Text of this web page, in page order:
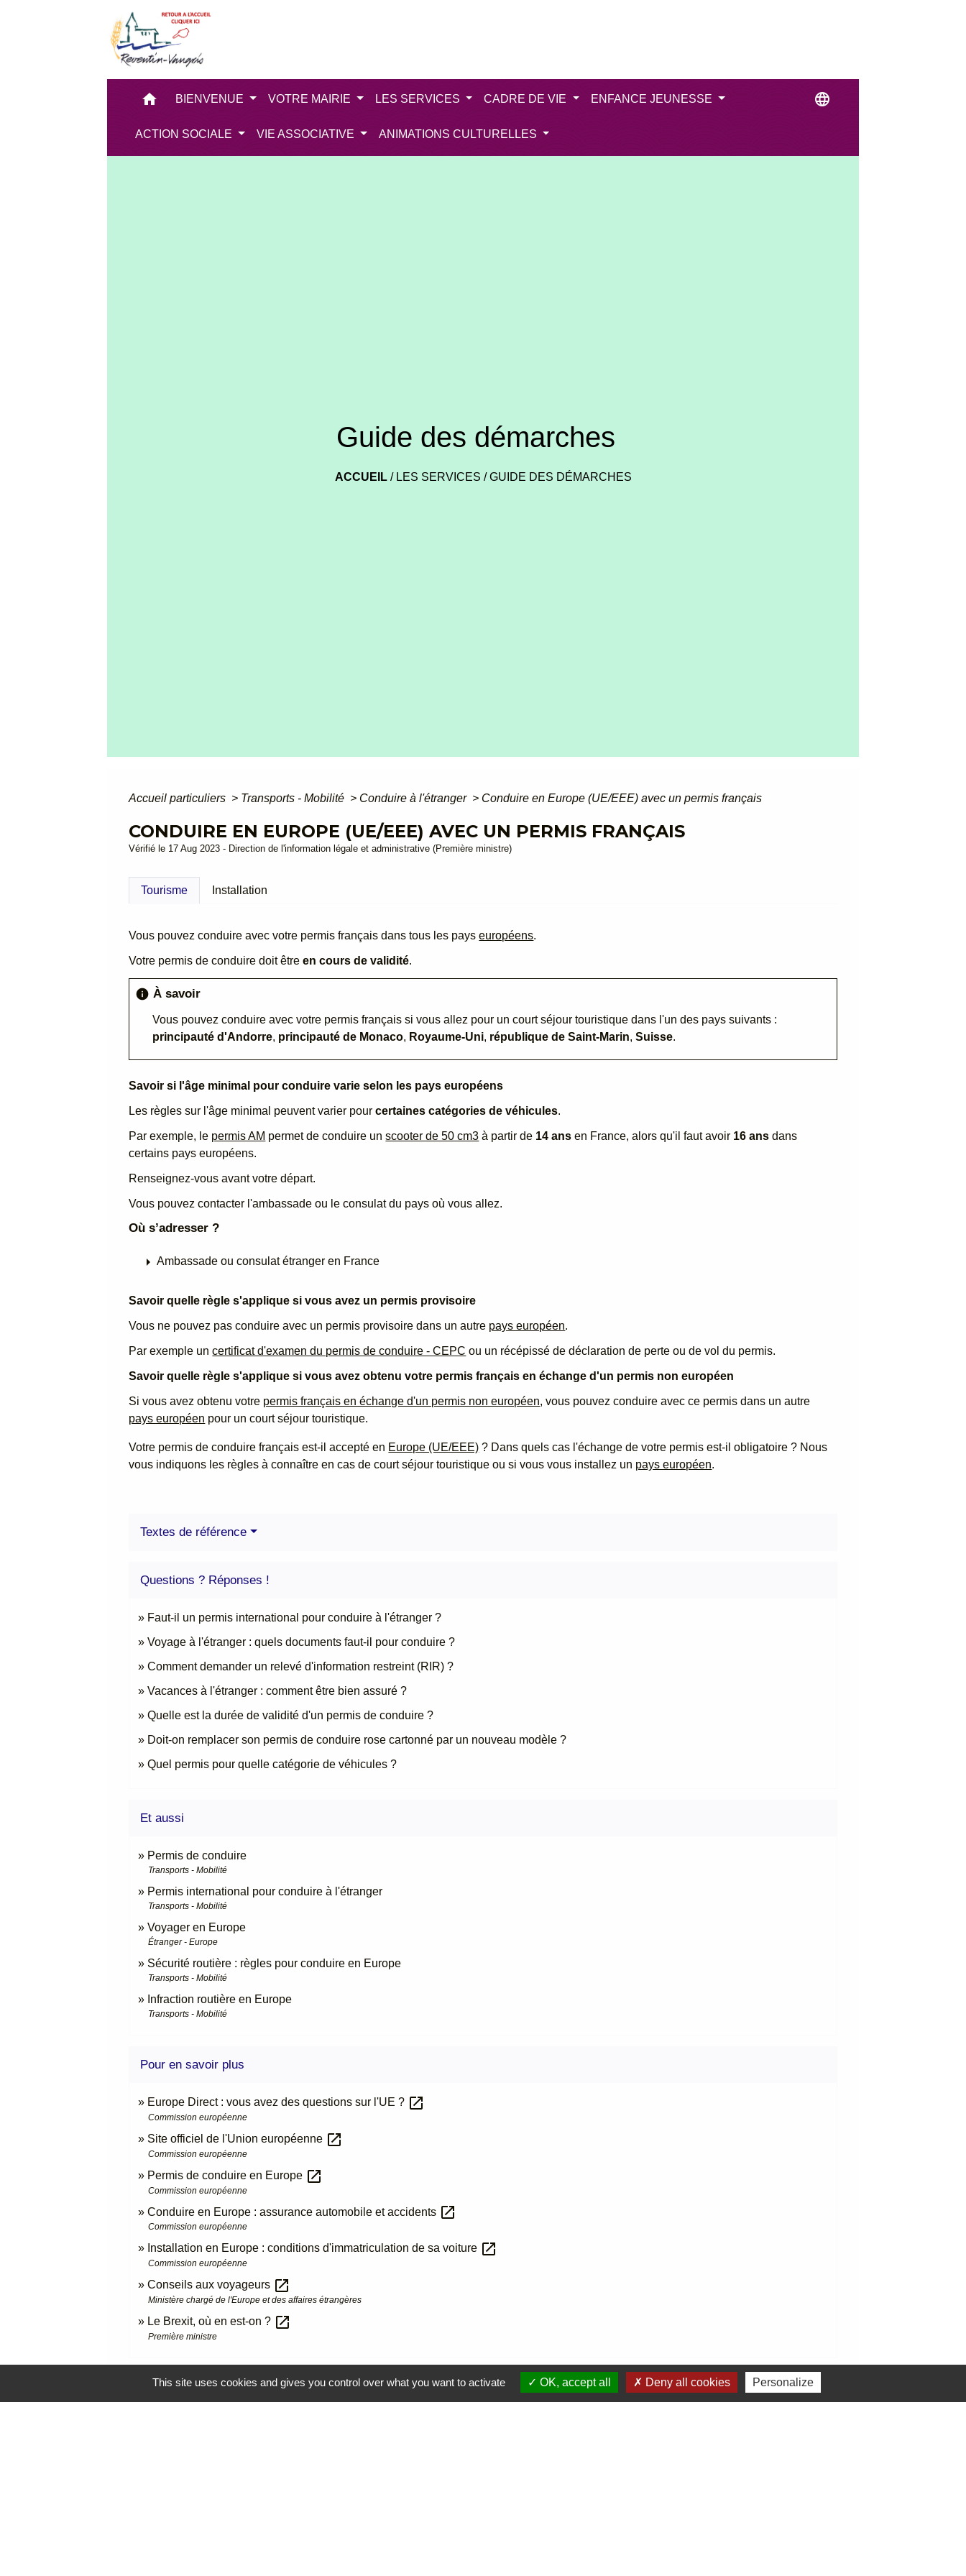
home BIENVENUE VOTRE MAIRIE LES SERVICES CADRE DE VIE ENFANCE JEUNESSE
ACTION SOCIALE VIE ASSOCIATIVE ANIMATIONS CULTURELLES
language
Guide des démarches
ACCUEIL/ LES SERVICES /GUIDE DES DÉMARCHES
Accueil particuliers > Transports - Mobilité > Conduire à l'étranger > Conduire en Europe (UE/EEE) avec un permis français
CONDUIRE EN EUROPE (UE/EEE) AVEC UN PERMIS FRANÇAIS
Vérifié le 17 Aug 2023 - Direction de l'information légale et administrative (Première ministre)
Tourisme Installation
Vous pouvez conduire avec votre permis français dans tous les payseuropéens.
Votre permis de conduire doit êtreen cours de validité.
info À savoir
Vous pouvez conduire avec votre permis français si vous allez pour un court séjour touristique dans l'un des pays suivants :
principauté d'Andorre, principauté de Monaco, Royaume-Uni, république de Saint-Marin,Suisse.
Savoir si l'âge minimal pour conduire varie selon les pays européens
Les règles sur l'âge minimal peuvent varier pourcertaines catégories de véhicules.
Par exemple, le permis AM permet de conduire unscooter de 50 cm3 à partir de 14 ans en France, alors qu'il faut avoir 16 ans dans
certains pays européens.
Renseignez-vous avant votre départ.
Vous pouvez contacter l'ambassade ou le consulat du pays où vous allez.
Où s’adresser ?
arrow_rightAmbassade ou consulat étranger en France
Savoir quelle règle s'applique si vous avez un permis provisoire
Vous ne pouvez pas conduire avec un permis provisoire dans un autre pays européen.
Par exemple uncertificat d'examen du permis de conduire - CEPC ou un récépissé de déclaration de perte ou de vol du permis.
Savoir quelle règle s'applique si vous avez obtenu votre permis français en échange d'un permis non européen
Si vous avez obtenu votre permis français en échange d'un permis non européen, vous pouvez conduire avec ce permis dans un autre
pays européen pour un court séjour touristique.
Votre permis de conduire français est-il accepté en Europe (UE/EEE) ? Dans quels cas l'échange de votre permis est-il obligatoire ? Nous
vous indiquons les règles à connaître en cas de court séjour touristique ou si vous vous installez un pays européen.
Textes de référence
Questions ? Réponses !
Faut-il un permis international pour conduire à l'étranger ?
Voyage à l'étranger : quels documents faut-il pour conduire ?
Comment demander un relevé d'information restreint (RIR) ?
Vacances à l'étranger : comment être bien assuré ?
Quelle est la durée de validité d'un permis de conduire ?
Doit-on remplacer son permis de conduire rose cartonné par un nouveau modèle ?
Quel permis pour quelle catégorie de véhicules ?
Et aussi
Permis de conduire
Transports - Mobilité
Permis international pour conduire à l'étranger
Transports - Mobilité
Voyager en Europe
Étranger - Europe
Sécurité routière : règles pour conduire en Europe
Transports - Mobilité
Infraction routière en Europe
Transports - Mobilité
Pour en savoir plus
Europe Direct : vous avez des questions sur l'UE ? open_in_new
Commission européenne
Site officiel de l'Union européenne open_in_new
Commission européenne
Permis de conduire en Europe open_in_new
Commission européenne
Conduire en Europe : assurance automobile et accidents open_in_new
Commission européenne
Installation en Europe : conditions d'immatriculation de sa voiture open_in_new
Commission européenne
Conseils aux voyageurs open_in_new
Ministère chargé de l'Europe et des affaires étrangères
Le Brexit, où en est-on ? open_in_new
Première ministre
Comment faire si...
This site uses cookies and gives you control over what you want to activate OK, accept all Deny all cookies Personalize